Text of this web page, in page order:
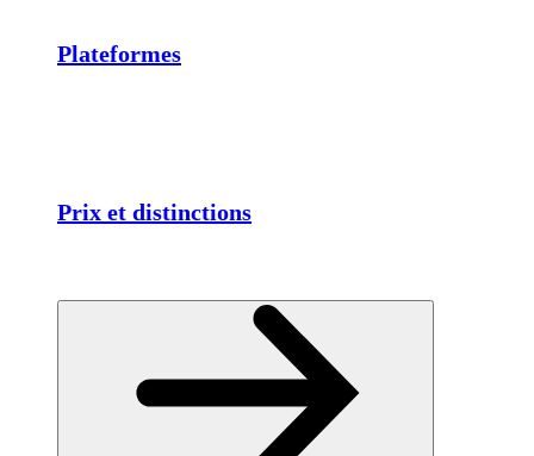
Plateformes
Prix et distinctions